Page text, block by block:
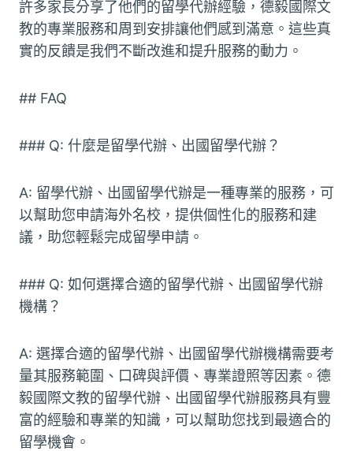
許多家長分享了他們的留學代辦經驗，德毅國際文
教的專業服務和周到安排讓他們感到滿意。這些真
實的反饋是我們不斷改進和提升服務的動力。
## FAQ
### Q: 什麼是留學代辦、出國留學代辦？
A: 留學代辦、出國留學代辦是一種專業的服務，可
以幫助您申請海外名校，提供個性化的服務和建
議，助您輕鬆完成留學申請。
### Q: 如何選擇合適的留學代辦、出國留學代辦
機構？
A: 選擇合適的留學代辦、出國留學代辦機構需要考
量其服務範圍、口碑與評價、專業證照等因素。德
毅國際文教的留學代辦、出國留學代辦服務具有豐
富的經驗和專業的知識，可以幫助您找到最適合的
留學機會。